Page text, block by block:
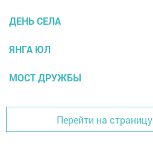
ДЕНЬ СЕЛА
ЯНГА ЮЛ
МОСТ ДРУЖБЫ
Перейти на